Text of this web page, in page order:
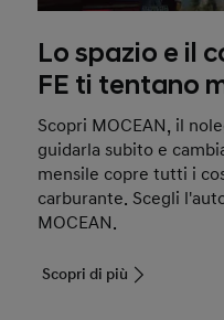
Lo spazio e il
FE ti tentano
Scopri MOCEAN, il
guidarla subito e
mensile copre tutti i
carburante. Scegli
MOCEAN.
Scopri di più